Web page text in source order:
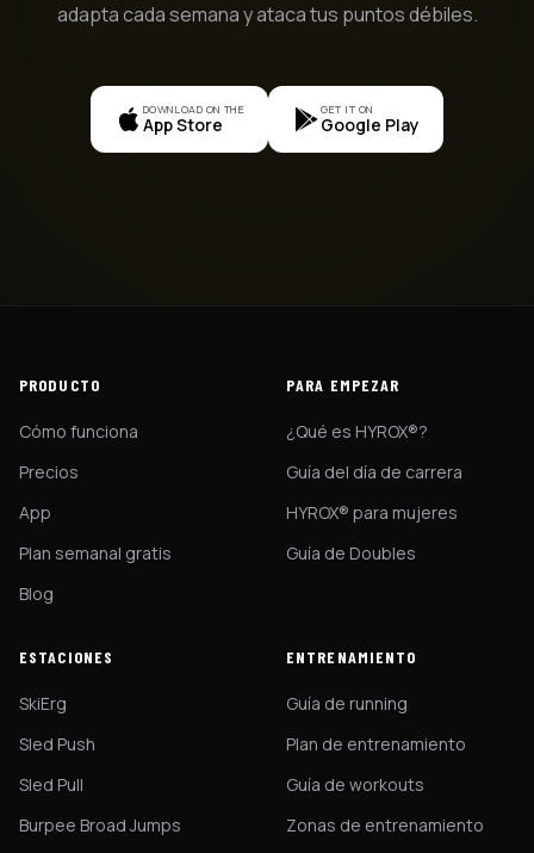
adapta cada semana y ataca tus puntos débiles.
DOWNLOAD ON THE
App Store
GET IT ON
Google Play
PRODUCTO
Cómo funciona
Precios
App
Plan semanal gratis
Blog
PARA EMPEZAR
¿Qué es HYROX®?
Guía del día de carrera
HYROX® para mujeres
Guía de Doubles
ESTACIONES
SkiErg
Sled Push
Sled Pull
Burpee Broad Jumps
ENTRENAMIENTO
Guía de running
Plan de entrenamiento
Guía de workouts
Zonas de entrenamiento